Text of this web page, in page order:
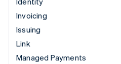
Invoicing
Issuing
Link
Managed Payments